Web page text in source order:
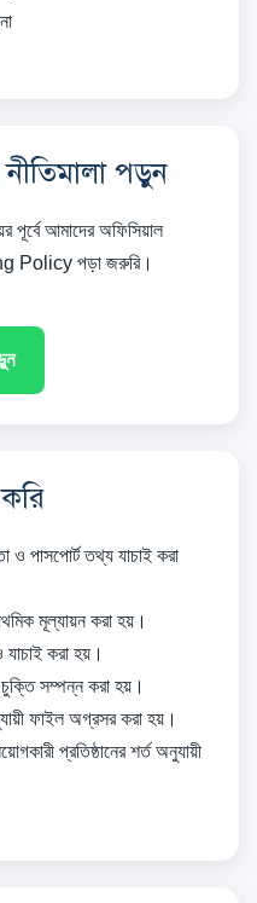
পড়ুন
পূর্বে আমাদের অফিসিয়াল
Policy পড়া জরুরি।
ও পাসপোর্ট তথ্য যাচাই করা
মূল্যায়ন করা হয়।
করা হয়।
সম্পন্ন করা হয়।
ফাইল অগ্রসর করা হয়।
প্রতিষ্ঠানের শর্ত অনুযায়ী